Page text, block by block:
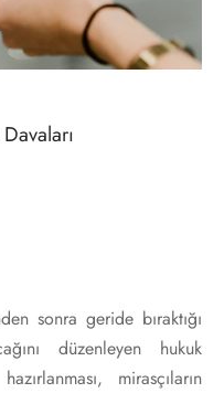
sonra geride bıraktığı
düzenleyen hukuk
mirasçıların